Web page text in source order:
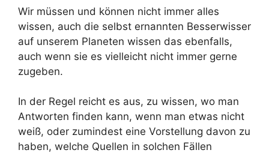
Wir müssen und können nicht immer alles
wissen, auch die selbst ernannten Besserwisser
auf unserem Planeten wissen das ebenfalls,
auch wenn sie es vielleicht nicht immer gerne
zugeben.
In der Regel reicht es aus, zu wissen, wo man
Antworten finden kann, wenn man etwas nicht
weiß, oder zumindest eine Vorstellung davon zu
haben, welche Quellen in solchen Fällen